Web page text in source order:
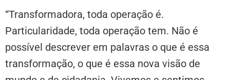
“Transformadora, toda operação é.
Particularidade, toda operação tem. Não é
possível descrever em palavras o que é essa
transformação, o que é essa nova visão de